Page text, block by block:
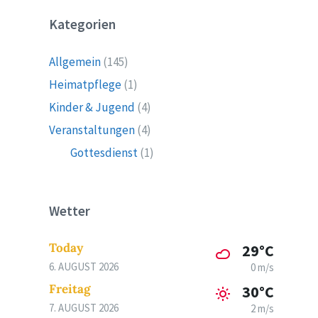
Kategorien
Allgemein(145)
Heimatpflege(1)
Kinder & Jugend (4)
Veranstaltungen(4)
Gottesdienst(1)
Wetter
Today
6. AUGUST 2026
29°C
0 m/s
Freitag
7. AUGUST 2026
30°C
2 m/s